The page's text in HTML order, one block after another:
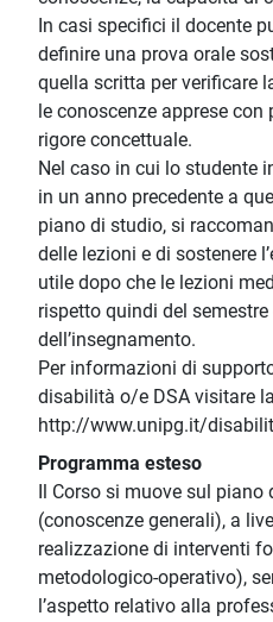
In casi specifici il docente
definire una prova orale
quella scritta per verificare
le conoscenze apprese
rigore concettuale.
Nel caso in cui lo studente
in un anno precedente a
piano di studio, si
delle lezioni e di sostenere
utile dopo che le lezioni
rispetto quindi del
dell’insegnamento.
Per informazioni di
disabilità o/e DSA visitare
http://www.unipg.it/
Programma esteso
Il Corso si muove sul
(conoscenze generali), a
realizzazione di interventi
metodologico-operativo),
l’aspetto relativo alla